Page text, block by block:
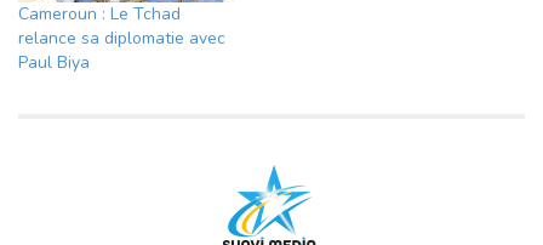
Cameroun : Le Tchad
relance sa diplomatie avec
Paul Biya